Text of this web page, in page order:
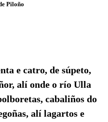
Piloño
e catro, de súpeto,
alí onde o río Ulla
cabaliños do
alí lagartos e